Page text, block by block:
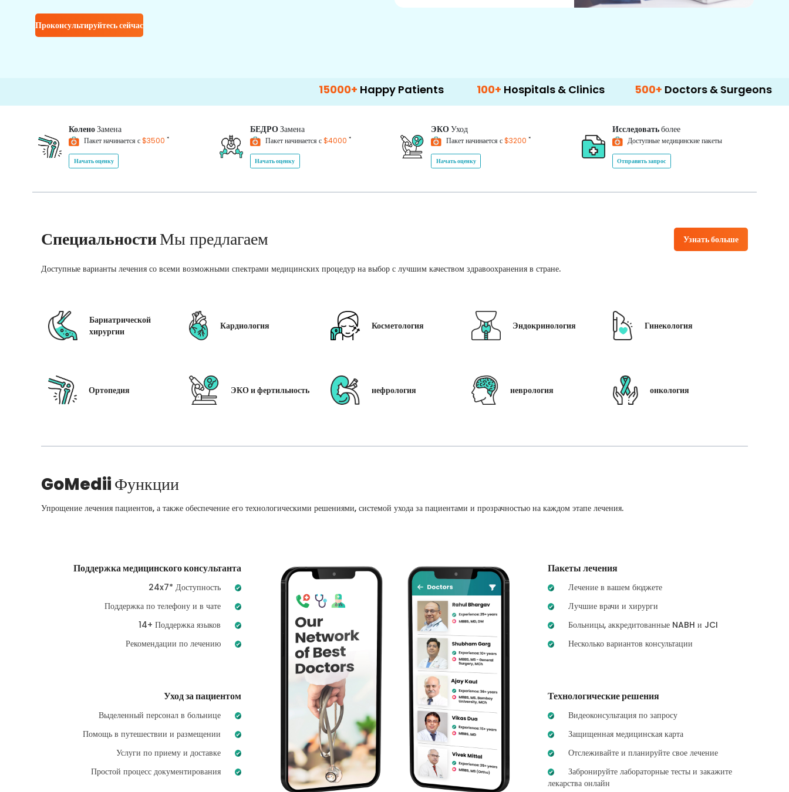
Проконсультируйтесь сейчас
Happy Patients 100+ Hospitals & Clinics 500+ Doctors & Surgeons 14+
КоленоЗамена
Пакет начинается с$3500 *
Начать оценку
БЕДРОЗамена
Пакет начинается с$4000 *
Начать оценку
ЭКОУход
Пакет начинается с$3200 *
Начать оценку
Исследоватьболее
Доступные медицинские пакеты
Отправить запрос
СпециальностиМы предлагаем Узнать больше
Доступные варианты лечения со всеми возможными спектрами медицинских процедур на выбор с лучшим качеством здравоохранения в стране.
Бариатрической
хирургии
Кардиология Косметология Эндокринология Гинекология
Ортопедия ЭКО и фертильность нефрология неврология онкология
GoMediiФункции
Упрощение лечения пациентов, а также обеспечение его технологическими решениями, системой ухода за пациентами и прозрачностью на каждом этапе лечения.
Поддержка медицинского консультанта
24x7* Доступность
Поддержка по телефону и в чате
14+ Поддержка языков
Рекомендации по лечению
Уход за пациентом
Выделенный персонал в больнице
Помощь в путешествии и размещении
Услуги по приему и доставке
Простой процесс документирования
Пакеты лечения
Лечение в вашем бюджете
Лучшие врачи и хирурги
Больницы, аккредитованные NABH и JCI
Несколько вариантов консультации
Технологические решения
Видеоконсультация по запросу
Защищенная медицинская карта
Отслеживайте и планируйте свое лечение
Забронируйте лабораторные тесты и закажите
лекарства онлайн